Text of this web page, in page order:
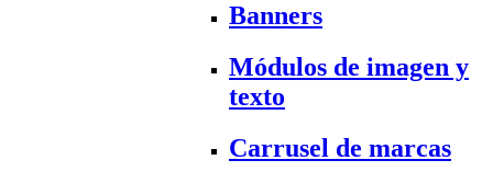
Banners
Módulos de imagen y
texto
Carrusel de marcas